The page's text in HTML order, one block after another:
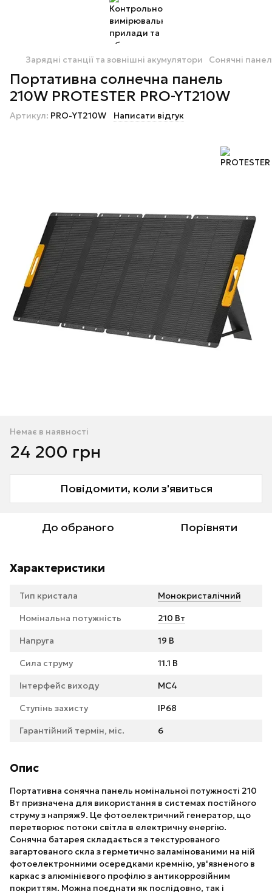
Зарядні станції та зовнішні акумулятори Сонячні
Портативна солнечна панель
210W PROTESTER PRO-YT210W
Артикул: PRO-YT210W Написати відгук
Немає в наявності
24 200 грн
Повідомити, коли з'явиться
До обраного Порівняти
Характеристики
Тип кристала Монокристалічний
Номінальна потужність 210 Вт
Напруга 19 В
Сила струму 11.1 В
Інтерфейс виходу MC4
Ступінь захисту IP68
Гарантійний термін, міс. 6
Опис
Портативна сонячна панель номінальної потужності 210
Bт призначена для використання в системах постійного
струму з напряж9. Це фотоелектричний генератор, що
перетворює потоки світла в електричну енергію.
Сонячна батарея складається з текстурованого
загартованого скла з герметично заламінованими на ній
фотоелектронними осередками кремнію, ув'язненого в
каркас з алюмінієвого профілю з антикоррозійним
покриттям. Можна поєднати як послідовно, так і